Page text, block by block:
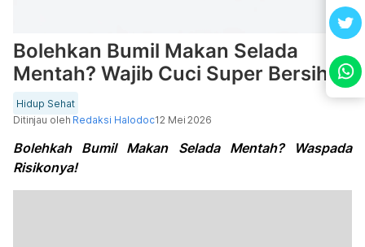
Bolehkan Bumil Makan Selada
Mentah? Wajib Cuci Super Bersih!
Hidup Sehat
Ditinjau oleh Redaksi Halodoc12 Mei 2026
Bolehkah Bumil Makan Selada Mentah? Waspada
Risikonya!